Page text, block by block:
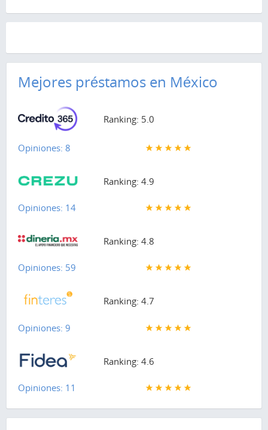
Mejores préstamos en México
Ranking: 5.0
Opiniones: 8
Ranking: 4.9
Opiniones: 14
Ranking: 4.8
Opiniones: 59
Ranking: 4.7
Opiniones: 9
Ranking: 4.6
Opiniones: 11